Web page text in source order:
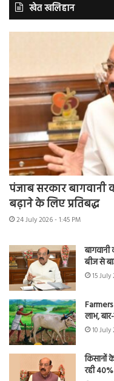
खेत खलिहान
पंजाब सरकार
बढ़ाने के लिए प्रतिबद्ध
24 July 2026 - 1:45 PM
बीज से
15 July
लाभ,
10 July
किसानों
रही